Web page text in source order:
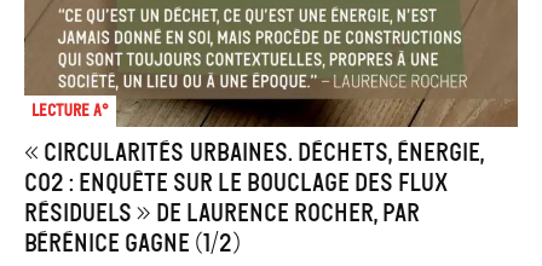
Lecture A°
« Circularités urbaines. Déchets, énergie,
CO2 : enquête sur le bouclage des flux
résiduels » de Laurence Rocher, par
Bérénice Gagne (1/2)